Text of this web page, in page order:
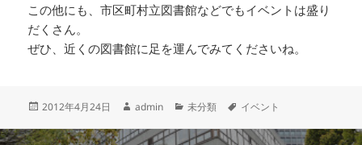
この他にも、市区町村立図書館などでもイベントは盛り
だくさん。
ぜひ、近くの図書館に足を運んでみてくださいね。
投
日:
2012年4月24日
作
者
admin
カ
ゴ
未分類
タ
イベント
投